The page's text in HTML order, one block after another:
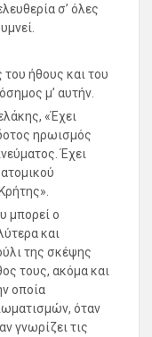
σ’ όλες
ήθους και του
μ’ αυτήν.
«Έχει
ηρωισμός
Έχει
μπορεί ο
και
της σκέψης
τους, ακόμα και
οποία
όταν
γνωρίζει τις